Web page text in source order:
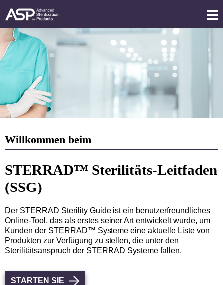
zum
Inhalt
®
Sterility
Guide
Homepage
Willkommen beim
STERRAD™ Sterilitäts-Leitfaden
(SSG)
Der STERRAD Sterility Guide ist ein benutzerfreundliches
Online-Tool, das als erstes seiner Art entwickelt wurde, um
Kunden der STERRAD™ Systeme eine aktuelle Liste von
Produkten zur Verfügung zu stellen, die unter den
Sterilitätsanspruch der STERRAD Systeme fallen.
STARTEN SIE